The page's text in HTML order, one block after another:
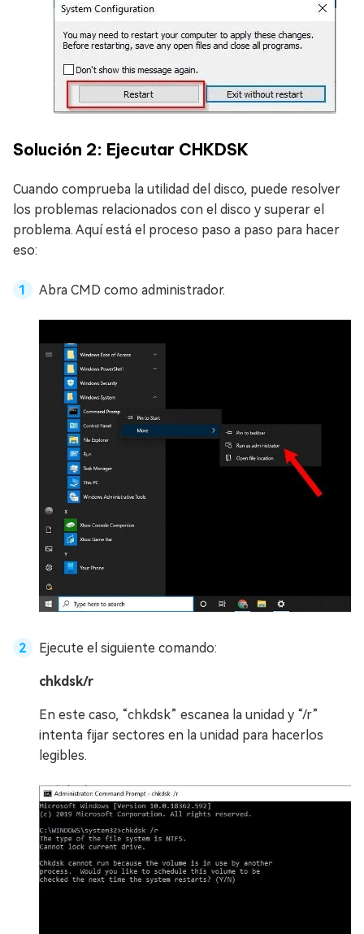
Solución 2: Ejecutar CHKDSK
Cuando comprueba la utilidad del disco, puede resolver
los problemas relacionados con el disco y superar el
problema. Aquí está el proceso paso a paso para hacer
eso:
Abra CMD como administrador.
Ejecute el siguiente comando:
chkdsk/r
En este caso, “chkdsk” escanea la unidad y “/r”
intenta fijar sectores en la unidad para hacerlos
legibles.